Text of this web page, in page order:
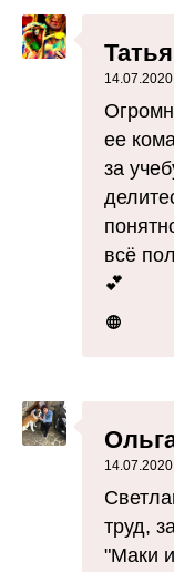
ее
за
всё
💕
труд,
"Маки